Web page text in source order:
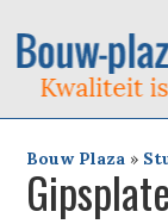
Bouw Plaza »